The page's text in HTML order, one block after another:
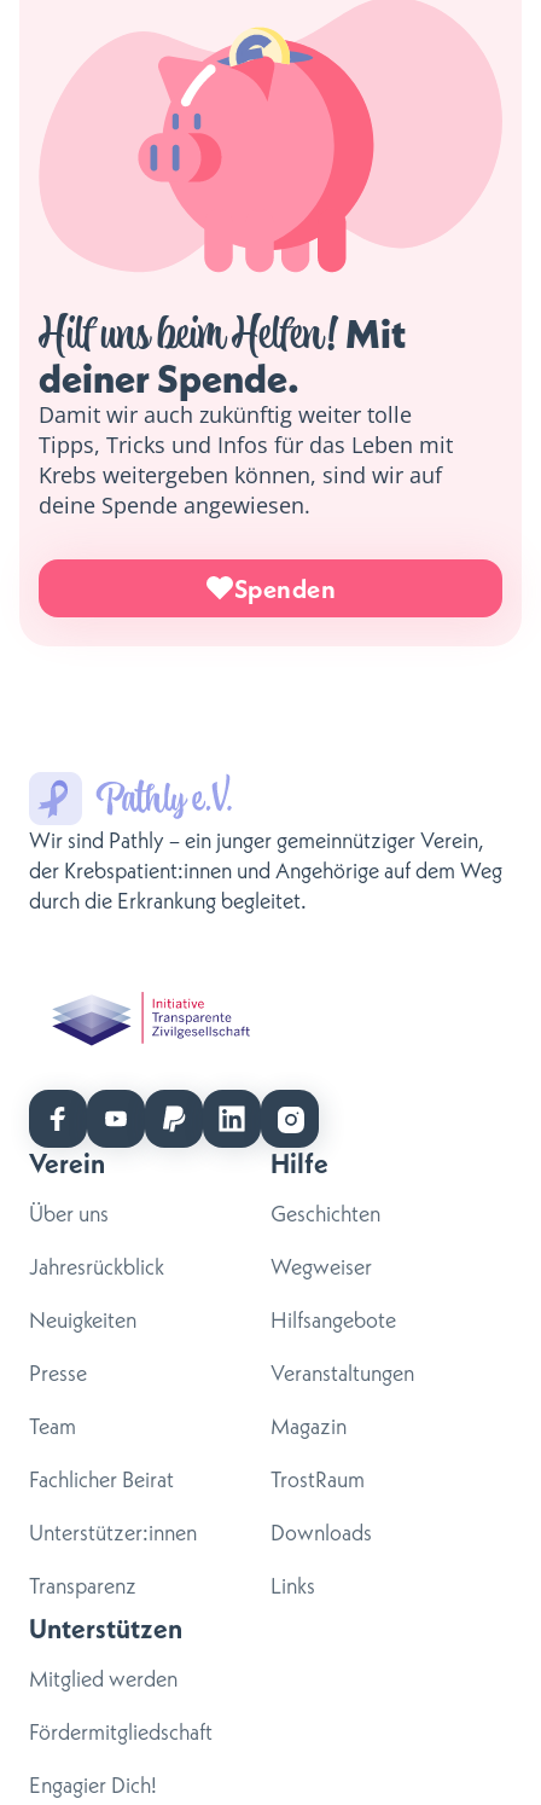
Hilf uns beim Helfen! Mit
deiner Spende.
Damit wir auch zukünftig weiter tolle
Tipps, Tricks und Infos für das Leben mit
Krebs weitergeben können, sind wir auf
deine Spende angewiesen.
Spenden
Wir sind Pathly – ein junger gemeinnütziger Verein,
der Krebspatient:innen und Angehörige auf dem Weg
durch die Erkrankung begleitet.
Verein
Über uns
Jahresrückblick
Neuigkeiten
Presse
Team
Fachlicher Beirat
Unterstützer:innen
Transparenz
Hilfe
Geschichten
Wegweiser
Hilfsangebote
Veranstaltungen
Magazin
TrostRaum
Downloads
Links
Unterstützen
Mitglied werden
Fördermitgliedschaft
Engagier Dich!